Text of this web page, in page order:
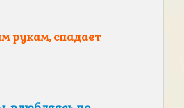
рукам, спадает